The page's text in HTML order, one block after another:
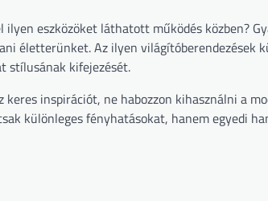
eszközöket láthatott működés közben?
életterünket. Az ilyen világítóberendezések
stílusának kifejezését.
inspirációt, ne habozzon kihasználni a
különleges fényhatásokat, hanem egyedi